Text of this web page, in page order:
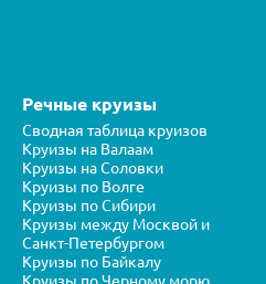
Речные круизы
Сводная таблица круизов
Круизы на Валаам
Круизы на Соловки
Круизы по Волге
Круизы по Сибири
Круизы между Москвой и
Санкт-Петербургом
Круизы по Байкалу